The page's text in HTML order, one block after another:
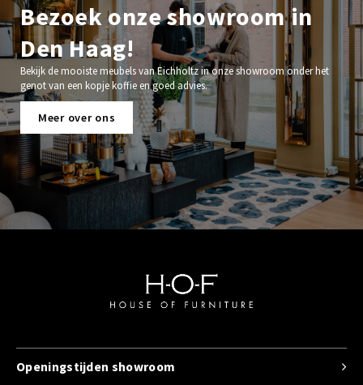
Bezoek onze showroom in
Den Haag!
Bekijk de mooiste meubels van Eichholtz in onze showroom onder het
genot van een kopje koffie en goed advies.
Meer over ons
Openingstijden showroom